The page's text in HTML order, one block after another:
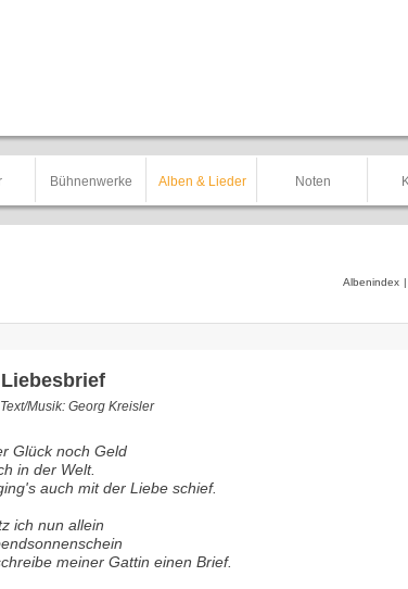
Bühnenwerke Alben & Lieder Noten
Albenindex |
Musik: Georg Kreisler
Glück noch Geld
in der Welt.
auch mit der Liebe schief.
ich nun allein
meiner Gattin einen Brief.